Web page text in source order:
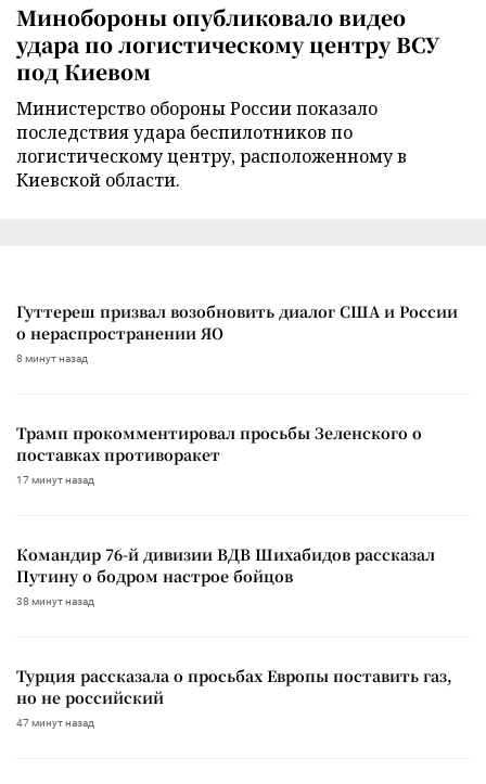
Минобороны опубликовало видео
удара по логистическому центру ВСУ
под Киевом
Министерство обороны России показало
последствия удара беспилотников по
логистическому центру, расположенному в
Киевской области.
Гуттереш призвал возобновить диалог США и России
о нераспространении ЯО
8 минут назад
Трамп прокомментировал просьбы Зеленского о
поставках противоракет
17 минут назад
Командир 76-й дивизии ВДВ Шихабидов рассказал
Путину о бодром настрое бойцов
38 минут назад
Турция рассказала о просьбах Европы поставить газ,
но не российский
47 минут назад